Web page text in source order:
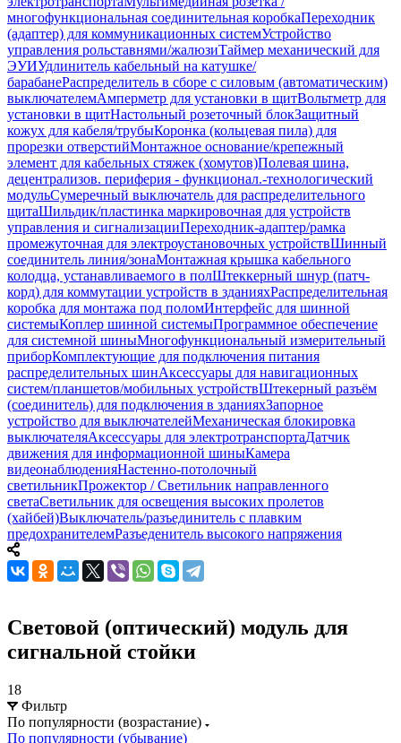
многофункциональная соединительная коробкаПереходник
(адаптер) для коммуникационных системУстройство
управления рольставнями/жалюзиТаймер механический для
ЭУИУдлинитель кабельный на катушке/
барабанеРаспределитель в сборе с силовым (автоматическим)
выключателемАмперметр для установки в щитВольтметр для
установки в щитНастольный розеточный блокЗащитный
кожух для кабеля/трубыКоронка (кольцевая пила) для
прорезки отверстийМонтажное основание/крепежный
элемент для кабельных стяжек (хомутов)Полевая шина,
децентрализов. периферия - функционал.-технологический
модульСумеречный выключатель для распределительного
щитаШильдик/пластинка маркировочная для устройств
управления и сигнализацииПереходник-адаптер/рамка
промежуточная для электроустановочных устройствШинный
соединитель линия/зонаМонтажная крышка кабельного
колодца, устанавливаемого в полШтеккерный шнур (патч-
корд) для коммутации устройств в зданияхРаспределительная
коробка для монтажа под поломИнтерфейс для шинной
системыКоплер шинной системыПрограммное обеспечение
для системной шиныМногофункциональный измерительный
приборКомплектующие для подключения питания
распределительных шинАксессуары для навигационных
систем/планшетов/мобильных устройствШтекерный разъём
(соединитель) для подключения в зданияхЗапорное
устройство для выключателейМеханическая блокировка
выключателяАксессуары для электротранспортаДатчик
движения для информационной шиныКамера
видеонаблюденияНастенно-потолочный
светильникПрожектор / Светильник направленного
светаСветильник для освещения высоких пролетов
(хайбей)Выключатель/разъединитель с плавким
предохранителемРазъеденитель высокого напряжения
Световой (оптический) модуль для
сигнальной стойки
18
Фильтр
По популярности (возрастание)
По популярности (убывание)